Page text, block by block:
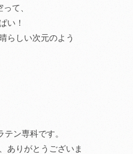
て、
い！
らしい次元のよう
テン専科です。
ありがとうございま